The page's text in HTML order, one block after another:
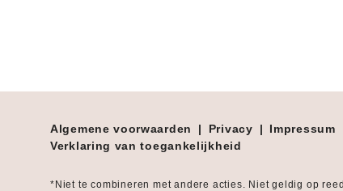
Algemene voorwaarden | Privacy | Impressum
Verklaring van toegankelijkheid
*Niet te combineren met andere acties. Niet geldig op